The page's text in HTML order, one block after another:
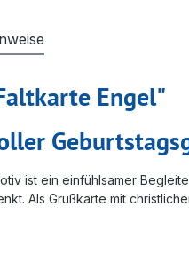
Engel"
ist ein einfühlsamer
Als Grußkarte mit